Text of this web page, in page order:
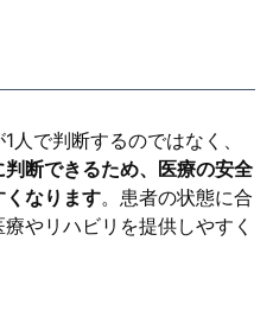
人で判断するのではなく、
断できるため、医療の安全
くなります。患者の状態に合
やリハビリを提供しやすく